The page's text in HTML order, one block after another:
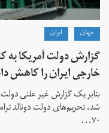
جهان ايران
خارجی ایران را کاهش
بنابر یک گزارش غیر علنی دولت
۷۰...